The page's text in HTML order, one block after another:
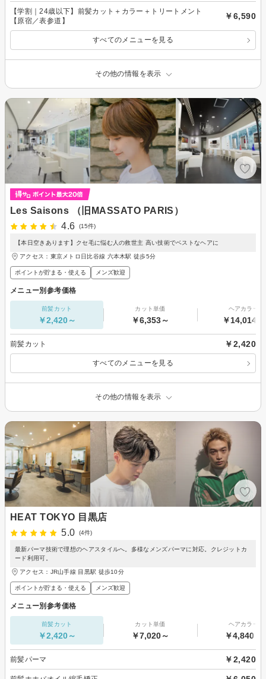
【学割｜24歳以下】前髪カット＋カラー＋トリートメント
【原宿／表参道】
￥6,590
すべてのメニューを見る
その他の情報を表示
Les Saisons （旧MASSATO PARIS）
4.6
(15件)
【本日空きあります】クセ毛に悩む人の救世主 高い技術でベストなヘアに
アクセス：東京メトロ日比谷線 六本木駅 徒歩5分
ポイントが貯まる・使える メンズ歓迎
メニュー別参考価格
前髪カット
￥2,420～
カット単価
￥6,353～
ヘアカラー
￥14,014～
前髪カット ￥2,420
すべてのメニューを見る
その他の情報を表示
HEAT TOKYO 目黒店
5.0
(4件)
最新パーマ技術で理想のヘアスタイルへ。多様なメンズパーマに対応。クレジットカ
ード利用可。
アクセス：JR山手線 目黒駅 徒歩10分
ポイントが貯まる・使える メンズ歓迎
メニュー別参考価格
前髪カット
￥2,420～
カット単価
￥7,020～
ヘアカラー
￥4,840～
前髪パーマ ￥2,420